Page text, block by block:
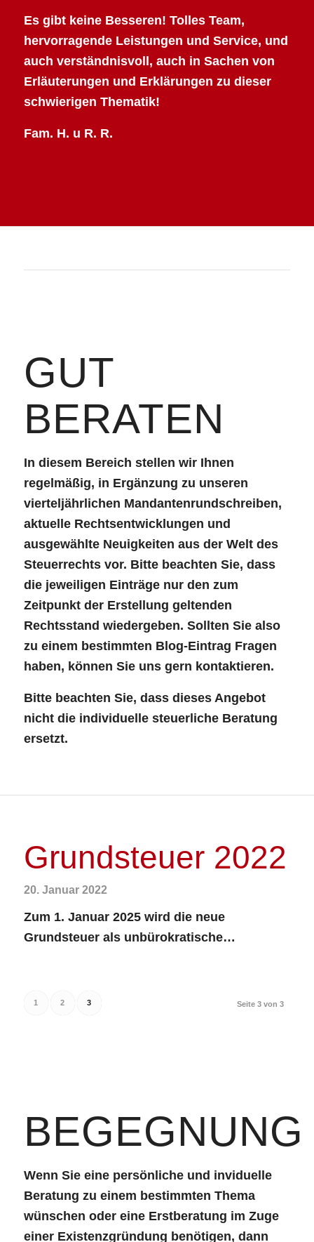
Es gibt keine Besseren! Tolles Team,
hervorragende Leistungen und Service, und
auch verständnisvoll, auch in Sachen von
Erläuterungen und Erklärungen zu dieser
schwierigen Thematik!
Fam. H. u R. R.
GUT
BERATEN
In diesem Bereich stellen wir Ihnen
regelmäßig, in Ergänzung zu unseren
vierteljährlichen Mandantenrundschreiben,
aktuelle Rechtsentwicklungen und
ausgewählte Neuigkeiten aus der Welt des
Steuerrechts vor. Bitte beachten Sie, dass
die jeweiligen Einträge nur den zum
Zeitpunkt der Erstellung geltenden
Rechtsstand wiedergeben. Sollten Sie also
zu einem bestimmten Blog-Eintrag Fragen
haben, können Sie uns gern kontaktieren.
Bitte beachten Sie, dass dieses Angebot
nicht die individuelle steuerliche Beratung
ersetzt.
Grundsteuer 2022
20. Januar 2022
Zum 1. Januar 2025 wird die neue
Grundsteuer als unbürokratische…
Seite 3 von 3
1 2 3
BEGEGNUNG
Wenn Sie eine persönliche und inviduelle
Beratung zu einem bestimmten Thema
wünschen oder eine Erstberatung im Zuge
einer Existenzgründung benötigen, dann